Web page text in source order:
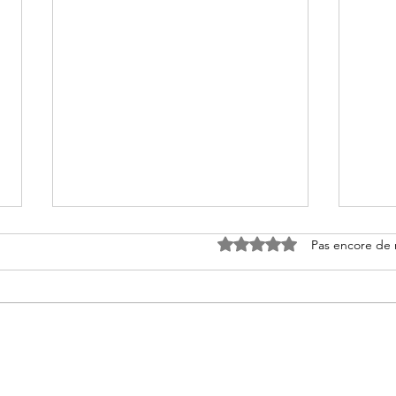
Noté 0 étoile sur 5.Pas encore de